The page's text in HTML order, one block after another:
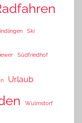
Ski
Südfriedhof
Urlaub
Wulmstorf